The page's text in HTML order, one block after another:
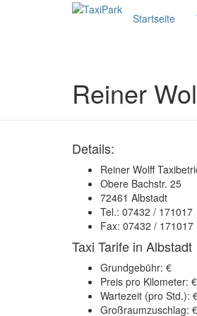
Startseite
Reiner
Details:
Reiner Wolff
Obere Bachstr. 25
72461 Albstadt
Tel.: 07432 / 171017
Fax: 07432 / 171017
Taxi Tarife in Albstadt
Grundgebühr: €
Preis pro Kilometer: €
Wartezeit (pro Std.):
Großraumzuschlag: €